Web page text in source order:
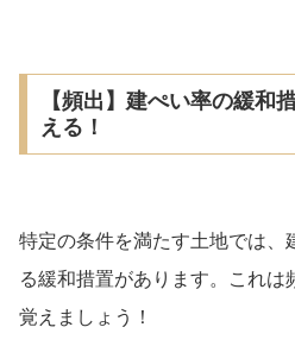
【頻出】建ぺい率の緩和
える！
特定の条件を満たす土地では、
る緩和措置があります。これ
覚えましょう！